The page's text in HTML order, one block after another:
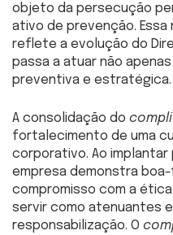
objeto da persecução
ativo de prevenção. Essa
reflete a evolução do
passa a atuar não
preventiva e estratégica.
A consolidação do
fortalecimento de uma
corporativo. Ao
empresa demonstra
compromisso com a
servir como atenuantes
responsabilização. O